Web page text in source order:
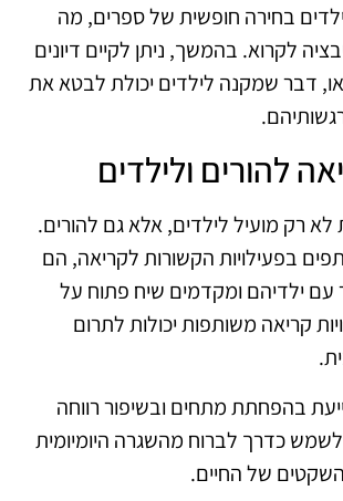
בחירה חופשית של ספרים, מה
לקרוא. בהמשך, ניתן לקיים דיונים
דבר שמקנה לילדים יכולת לבטא את
להורים ולילדים
לא רק מועיל לילדים, אלא גם להורים.
בפעילויות הקשורות לקריאה, הם
ילדיהם ומקדמים שיח פתוח על
קריאה משותפות יכולות לתרום
בהפחתת מתחים ובשיפור רווחה
לשמש כדרך לברוח מהשגרה היומיומית
של החיים.